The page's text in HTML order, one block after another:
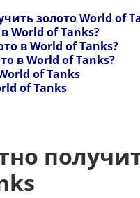
золото World of
вWorld ofTanks?
вWorld ofTanks?
вWorld ofTanks?
ofTanks
ofTanks